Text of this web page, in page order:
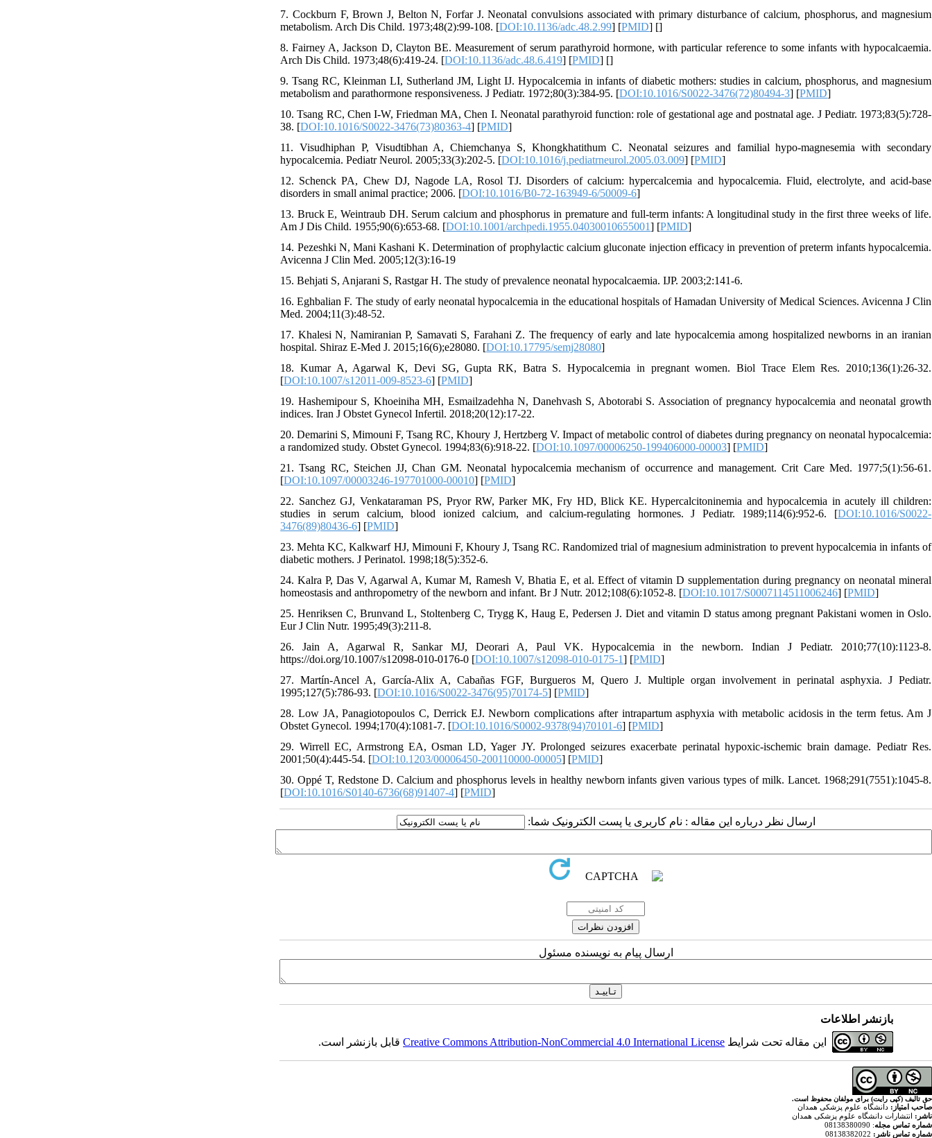
7. Cockburn F, Brown J, Belton N, Forfar J. Neonatal convulsions associated with primary disturbance of calcium, phosphorus, and magnesium
metabolism. Arch Dis Child. 1973;48(2):99-108. [DOI:10.1136/adc.48.2.99] [PMID] []
8. Fairney A, Jackson D, Clayton BE. Measurement of serum parathyroid hormone, with particular reference to some infants with hypocalcaemia.
Arch Dis Child. 1973;48(6):419-24. [DOI:10.1136/adc.48.6.419] [PMID] []
9. Tsang RC, Kleinman LI, Sutherland JM, Light IJ. Hypocalcemia in infants of diabetic mothers: studies in calcium, phosphorus, and magnesium
metabolism and parathormone responsiveness. J Pediatr. 1972;80(3):384-95. [DOI:10.1016/S0022-3476(72)80494-3] [PMID]
10. Tsang RC, Chen I-W, Friedman MA, Chen I. Neonatal parathyroid function: role of gestational age and postnatal age. J Pediatr. 1973;83(5):728-
38. [DOI:10.1016/S0022-3476(73)80363-4] [PMID]
11. Visudhiphan P, Visudtibhan A, Chiemchanya S, Khongkhatithum C. Neonatal seizures and familial hypo-magnesemia with secondary
hypocalcemia. Pediatr Neurol. 2005;33(3):202-5. [DOI:10.1016/j.pediatrneurol.2005.03.009] [PMID]
12. Schenck PA, Chew DJ, Nagode LA, Rosol TJ. Disorders of calcium: hypercalcemia and hypocalcemia. Fluid, electrolyte, and acid-base
disorders in small animal practice; 2006. [DOI:10.1016/B0-72-163949-6/50009-6]
13. Bruck E, Weintraub DH. Serum calcium and phosphorus in premature and full-term infants: A longitudinal study in the first three weeks of life.
Am J Dis Child. 1955;90(6):653-68. [DOI:10.1001/archpedi.1955.04030010655001] [PMID]
14. Pezeshki N, Mani Kashani K. Determination of prophylactic calcium gluconate injection efficacy in prevention of preterm infants hypocalcemia.
Avicenna J Clin Med. 2005;12(3):16-19
15. Behjati S, Anjarani S, Rastgar H. The study of prevalence neonatal hypocalcaemia. IJP. 2003;2:141-6.
16. Eghbalian F. The study of early neonatal hypocalcemia in the educational hospitals of Hamadan University of Medical Sciences. Avicenna J Clin
Med. 2004;11(3):48-52.
17. Khalesi N, Namiranian P, Samavati S, Farahani Z. The frequency of early and late hypocalcemia among hospitalized newborns in an iranian
hospital. Shiraz E-Med J. 2015;16(6);e28080. [DOI:10.17795/semj28080]
18. Kumar A, Agarwal K, Devi SG, Gupta RK, Batra S. Hypocalcemia in pregnant women. Biol Trace Elem Res. 2010;136(1):26-32.
[DOI:10.1007/s12011-009-8523-6] [PMID]
19. Hashemipour S, Khoeiniha MH, Esmailzadehha N, Danehvash S, Abotorabi S. Association of pregnancy hypocalcemia and neonatal growth
indices. Iran J Obstet Gynecol Infertil. 2018;20(12):17-22.
20. Demarini S, Mimouni F, Tsang RC, Khoury J, Hertzberg V. Impact of metabolic control of diabetes during pregnancy on neonatal hypocalcemia:
a randomized study. Obstet Gynecol. 1994;83(6):918-22. [DOI:10.1097/00006250-199406000-00003] [PMID]
21. Tsang RC, Steichen JJ, Chan GM. Neonatal hypocalcemia mechanism of occurrence and management. Crit Care Med. 1977;5(1):56-61.
[DOI:10.1097/00003246-197701000-00010] [PMID]
22. Sanchez GJ, Venkataraman PS, Pryor RW, Parker MK, Fry HD, Blick KE. Hypercalcitoninemia and hypocalcemia in acutely ill children:
studies in serum calcium, blood ionized calcium, and calcium-regulating hormones. J Pediatr. 1989;114(6):952-6. [DOI:10.1016/S0022-
3476(89)80436-6] [PMID]
23. Mehta KC, Kalkwarf HJ, Mimouni F, Khoury J, Tsang RC. Randomized trial of magnesium administration to prevent hypocalcemia in infants of
diabetic mothers. J Perinatol. 1998;18(5):352-6.
24. Kalra P, Das V, Agarwal A, Kumar M, Ramesh V, Bhatia E, et al. Effect of vitamin D supplementation during pregnancy on neonatal mineral
homeostasis and anthropometry of the newborn and infant. Br J Nutr. 2012;108(6):1052-8. [DOI:10.1017/S0007114511006246] [PMID]
25. Henriksen C, Brunvand L, Stoltenberg C, Trygg K, Haug E, Pedersen J. Diet and vitamin D status among pregnant Pakistani women in Oslo.
Eur J Clin Nutr. 1995;49(3):211-8.
26. Jain A, Agarwal R, Sankar MJ, Deorari A, Paul VK. Hypocalcemia in the newborn. Indian J Pediatr. 2010;77(10):1123-8.
https://doi.org/10.1007/s12098-010-0176-0 [DOI:10.1007/s12098-010-0175-1] [PMID]
27. Martín-Ancel A, García-Alix A, Cabañas FGF, Burgueros M, Quero J. Multiple organ involvement in perinatal asphyxia. J Pediatr.
1995;127(5):786-93. [DOI:10.1016/S0022-3476(95)70174-5] [PMID]
28. Low JA, Panagiotopoulos C, Derrick EJ. Newborn complications after intrapartum asphyxia with metabolic acidosis in the term fetus. Am J
Obstet Gynecol. 1994;170(4):1081-7. [DOI:10.1016/S0002-9378(94)70101-6] [PMID]
29. Wirrell EC, Armstrong EA, Osman LD, Yager JY. Prolonged seizures exacerbate perinatal hypoxic-ischemic brain damage. Pediatr Res.
2001;50(4):445-54. [DOI:10.1203/00006450-200110000-00005] [PMID]
30. Oppé T, Redstone D. Calcium and phosphorus levels in healthy newborn infants given various types of milk. Lancet. 1968;291(7551):1045-8.
[DOI:10.1016/S0140-6736(68)91407-4] [PMID]
ارسال نظر درباره این مقاله : نام کاربری یا پست الکترونیک شما:
ارسال پیام به نویسنده مسئول
بازنشر اطلاعات
این مقاله تحت شرایط Creative Commons Attribution-NonCommercial 4.0 International Licenseقابل بازنشر است.
حق تالیف (کپی رایت) برای مولفان محفوظ است.
صاحب امتیاز: دانشگاه علوم پزشکی همدان
ناشر: انتشارات دانشگاه علوم پزشکی همدان
شماره تماس مجله: 08138380090
شماره تماس ناشر: